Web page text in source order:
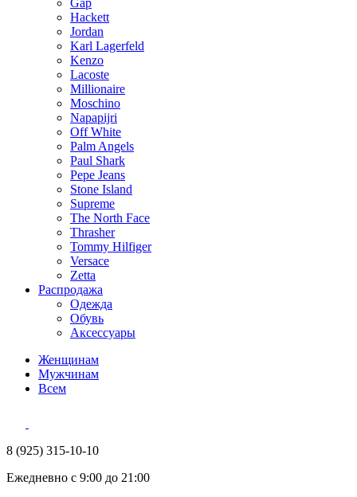
Gap
Hackett
Jordan
Karl Lagerfeld
Kenzo
Lacoste
Millionaire
Moschino
Napapijri
Off White
Palm Angels
Paul Shark
Pepe Jeans
Stone Island
Supreme
The North Face
Thrasher
Tommy Hilfiger
Versace
Zetta
Распродажа
Одежда
Обувь
Аксессуары
Женщинам
Мужчинам
Всем
8 (925) 315-10-10
Ежедневно с 9:00 до 21:00